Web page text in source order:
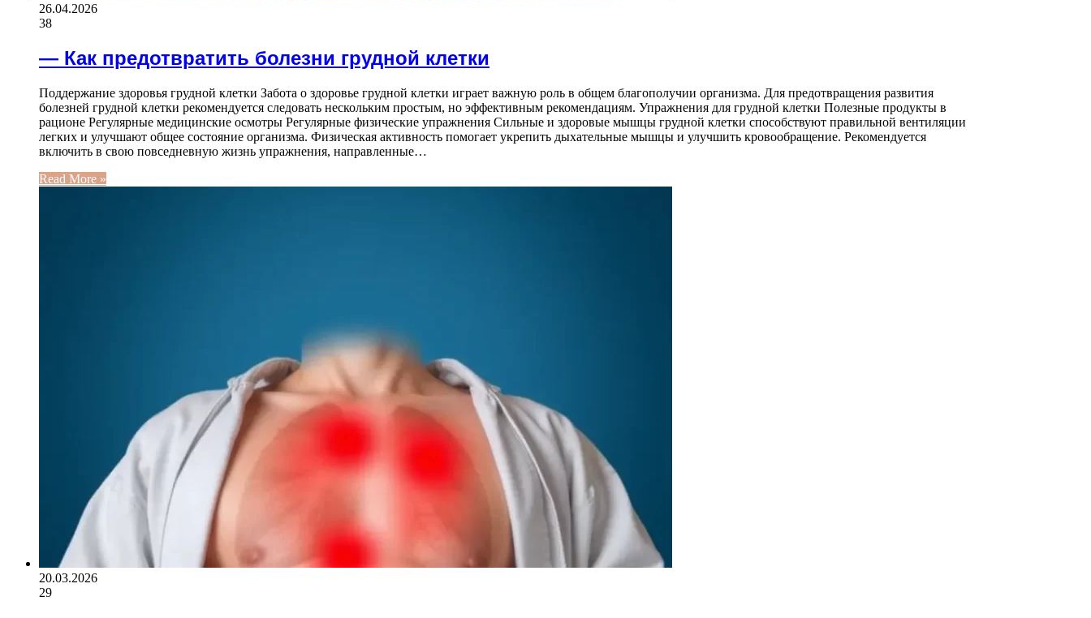
26.04.2026
38
— Как предотвратить болезни грудной клетки
Поддержание здоровья грудной клетки Забота о здоровье грудной клетки играет важную роль в общем благополучии организма. Для предотвращения развития
болезней грудной клетки рекомендуется следовать нескольким простым, но эффективным рекомендациям. Упражнения для грудной клетки Полезные продукты в
рационе Регулярные медицинские осмотры Регулярные физические упражнения Сильные и здоровые мышцы грудной клетки способствуют правильной вентиляции
легких и улучшают общее состояние организма. Физическая активность помогает укрепить дыхательные мышцы и улучшить кровообращение. Рекомендуется
включить в свою повседневную жизнь упражнения, направленные…
Read More »
20.03.2026
29